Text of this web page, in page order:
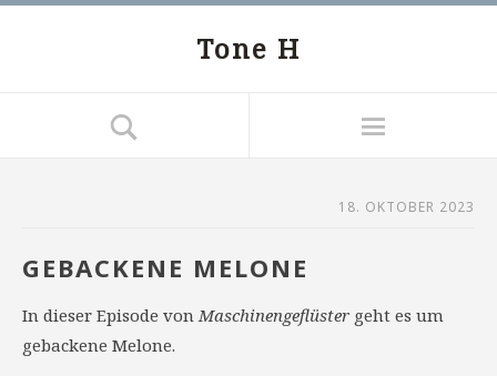
Tone H
18. OKTOBER 2023
GEBACKENE MELONE
In dieser Episode vonMaschinengeflüster geht es um
gebackene Melone.